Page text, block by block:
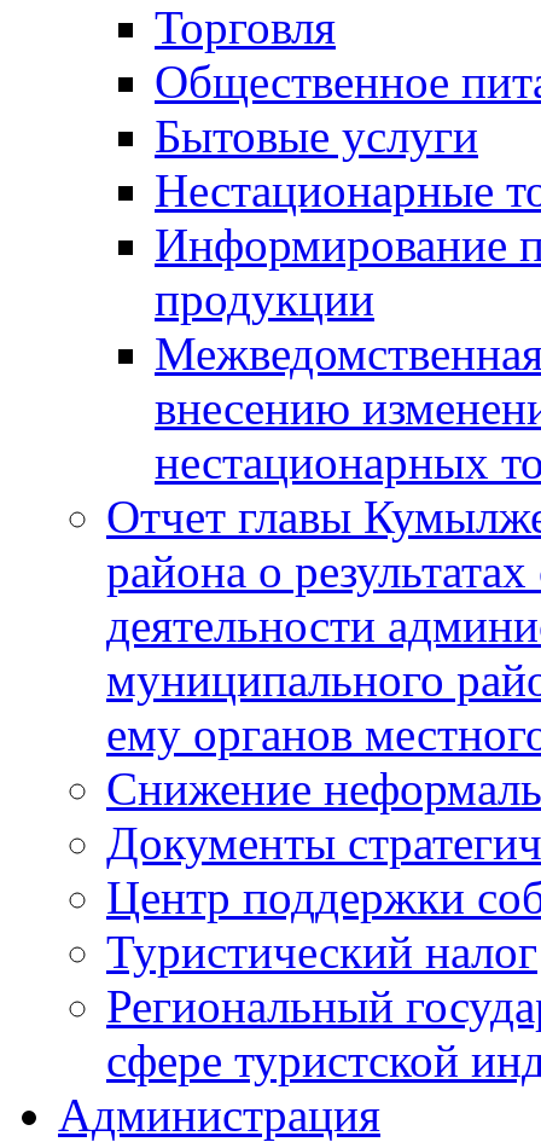
Торговля
Общественное
Бытовые услуги
Нестационарные
Информирование
продукции
внесению
нестационарных
Отчет главы
района о
деятельности
муниципального
ему органов
Снижение
Документы
Центр поддержки
Туристический налог
Региональный
сфере туристской
Администрация